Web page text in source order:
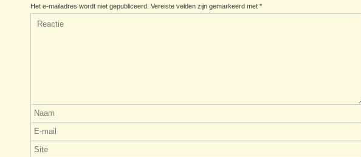
Het e-mailadres wordt niet gepubliceerd. Vereiste velden zijn gemarkeerd met *